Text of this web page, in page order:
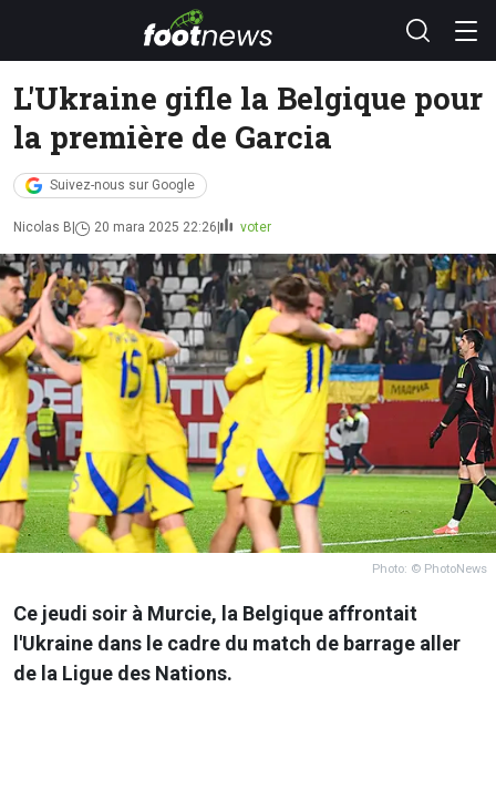
L'Ukraine gifle la Belgique pour
la première de Garcia
Suivez-nous sur Google
Nicolas B 20 mara 2025 22:26 voter
Photo: © PhotoNews
Ce jeudi soir à Murcie, la Belgique affrontait
l'Ukraine dans le cadre du match de barrage aller
de la Ligue des Nations.